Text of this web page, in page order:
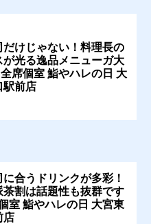
だけじゃない！料理長の
が光る逸品メニューガ大
席個室 鮨やハレの日 大
駅前店
に合うドリンクが多彩！
茶割は話題性も抜群です
室 鮨やハレの日 大宮東
店